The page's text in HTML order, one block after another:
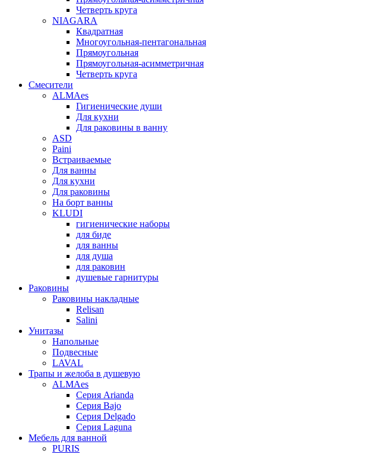
Четверть круга
NIAGARA
Квадратная
Многоугольная-пентагональная
Прямоугольная
Прямоугольная-асимметричная
Четверть круга
Смесители
ALMAes
Гигиенические души
Для кухни
Для раковины в ванну
ASD
Paini
Встраиваемые
Для ванны
Для кухни
Для раковины
На борт ванны
KLUDI
гигиенические наборы
для биде
для ванны
для душа
для раковин
душевые гарнитуры
Раковины
Раковины накладные
Relisan
Salini
Унитазы
Напольные
Подвесные
LAVAL
Трапы и желоба в душевую
ALMAes
Серия Arianda
Серия Bajo
Серия Delgado
Серия Laguna
Мебель для ванной
PURIS